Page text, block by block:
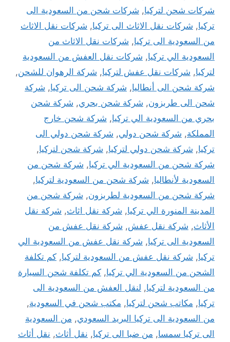
شركات شحن لتركيا, شركات شحن من السعودية الى
تركيا, شركات نقل الاثاث الى تركيا, شركات نقل الاثاث
من السعودية الى تركيا, شركات نقل الاثاث من
السعودية الي تركيا, شركات نقل العفش من السعودية
لتركيا, شركات نقل عفش لتركيا, شركة الرهوان للشحن,
شركة شحن الى أنطاليا, شركة شحن الى تركيا, شركة
شحن الى طربزون, شركة شحن بحري, شركة شحن
بحري من السعودية الي تركيا, شركة شحن خارج
المملكة, شركة شحن دولي, شركة شحن دولي الى
تركيا, شركة شحن دولي لتركيا, شركة شحن لتركيا,
شركة شحن من السعودية الي تركيا, شركة شحن من
السعودية لأنطاليا, شركة شحن من السعودية لتركيا,
شركة شحن من السعودية لطربزون, شركة شحن من
المدينة المنورة الي تركيا, شركة نقل اثاث, شركة نقل
الأثاث, شركة نقل عفش, شركة نقل عفش من
السعودية الى تركيا, شركة نقل عفش من السعودية الي
تركيا, شركة نقل عفش من السعودية لتركيا, كم تكلفة
الشحن من السعودية الي تركيا, كم تكلفة شحن السيارة
من السعودية لتركيا, لنقل العفش من السعودية الى
تركيا, مكاتب شحن لتركيا, مكتب شحن في السعودية,
من السعودية الى تركيا البريد السعودي, من السعودية
الى تركيا سمسا, من ضبا الى تركيا, نقل أثاث, نقل أثاث